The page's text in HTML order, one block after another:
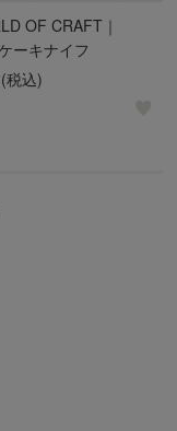
OF CRAFT｜
ーキナイフ
(税込)